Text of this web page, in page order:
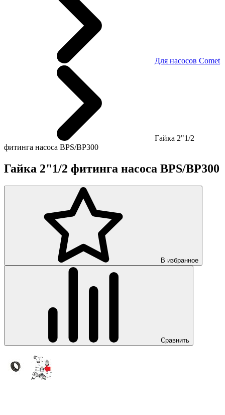
Для насосов Comet
Гайка 2"1/2
фитинга насоса BPS/BP300
Гайка 2"1/2 фитинга насоса BPS/BP300
В избранное
Сравнить